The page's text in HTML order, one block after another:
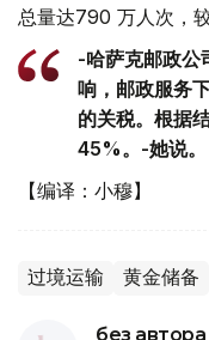
总量达790 万人次，
-哈萨克邮政公
响，邮政服务
的关税。根据
45%。-她说。
【编译：小穆】
过境运输 黄金储备
без автора